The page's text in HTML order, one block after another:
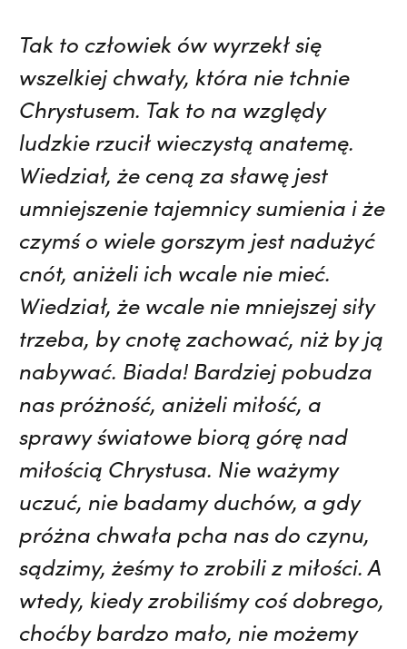
Tak to człowiek ów wyrzekł się
wszelkiej chwały, która nie tchnie
Chrystusem. Tak to na względy
ludzkie rzucił wieczystą anatemę.
Wiedział, że ceną za sławę jest
umniejszenie tajemnicy sumienia i że
czymś o wiele gorszym jest nadużyć
cnót, aniżeli ich wcale nie mieć.
Wiedział, że wcale nie mniejszej siły
trzeba, by cnotę zachować, niż by ją
nabywać. Biada! Bardziej pobudza
nas próżność, aniżeli miłość, a
sprawy światowe biorą górę nad
miłością Chrystusa. Nie ważymy
uczuć, nie badamy duchów, a gdy
próżna chwała pcha nas do czynu,
sądzimy, żeśmy to zrobili z miłości. A
wtedy, kiedy zrobiliśmy coś dobrego,
choćby bardzo mało, nie możemy